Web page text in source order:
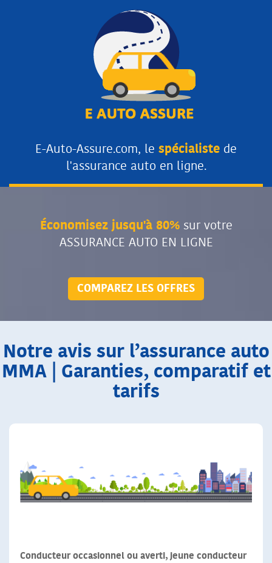
E-Auto-Assure.com, le spécialiste de
l'assurance auto en ligne.
Économisez jusqu'à 80% sur votre
ASSURANCE AUTO EN LIGNE
COMPAREZ LES OFFRES
Notre avis sur l’assurance auto
MMA | Garanties, comparatif et
tarifs
Conducteur occasionnel ou averti, jeune conducteur